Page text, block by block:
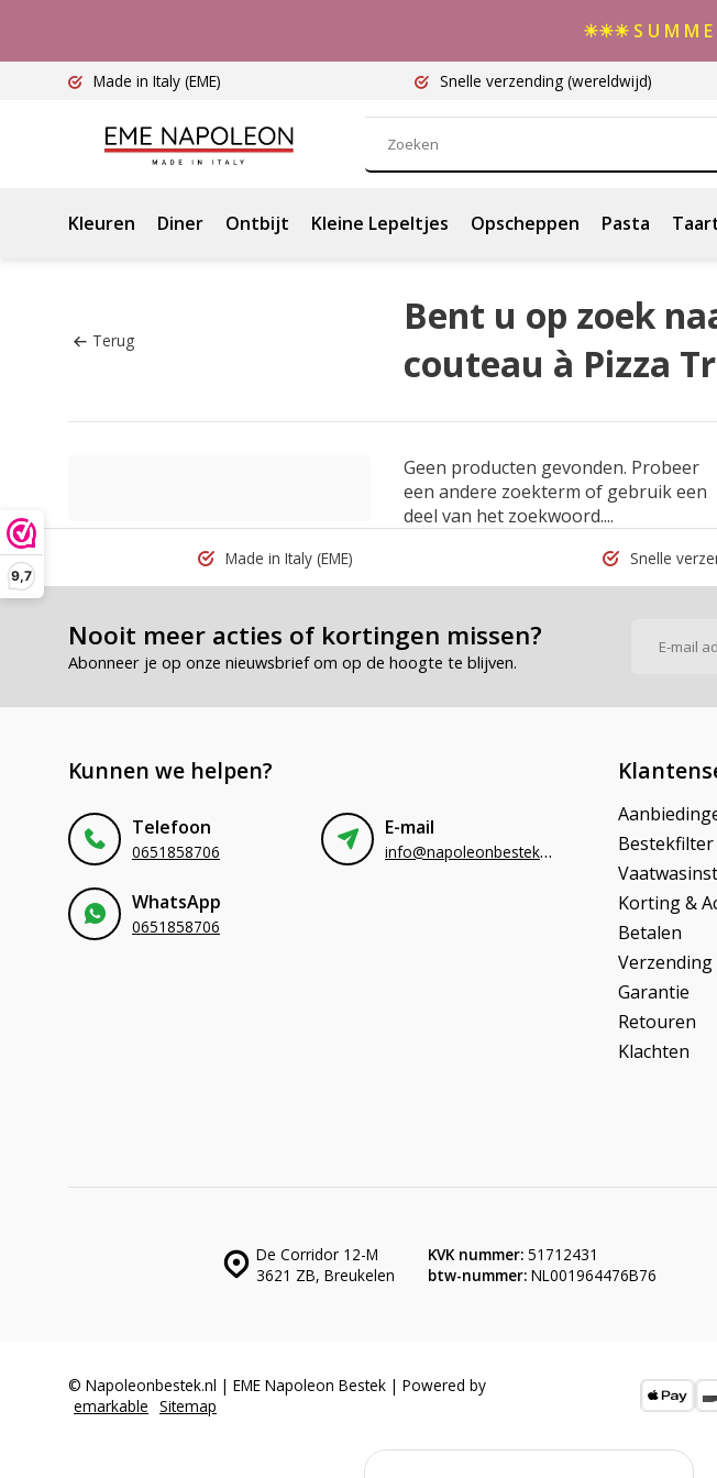
9,7
☀☀☀ S U M M E
Made in Italy (EME) Snelle verzending (wereldwijd)
Kleuren Diner Ontbijt Kleine Lepeltjes Opscheppen Pasta
Terug
Bent u op zoek
couteau à Pizza
Geen producten gevonden. Probeer
een andere zoekterm of gebruik een
deel van het zoekwoord....
Made in Italy (EME) Snelle
Nooit meer acties of kortingen missen?
Abonneer je op onze nieuwsbrief om op de hoogte te blijven.
Kunnen we helpen?
Telefoon
0651858706
E-mail
info@napoleonbestek.nl
WhatsApp
0651858706
Bestekfilter
Korting &
Betalen
Garantie
Retouren
Klachten
De Corridor 12-M
3621 ZB, Breukelen
KVK nummer: 51712431
btw-nummer: NL001964476B76
© Napoleonbestek.nl | EME Napoleon Bestek | Powered by
emarkable Sitemap